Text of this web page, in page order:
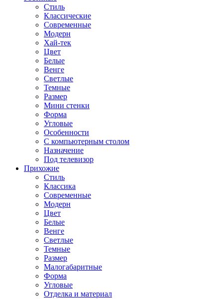
Стиль
Классические
Современные
Модерн
Хай-тек
Цвет
Белые
Венге
Светлые
Темные
Размер
Мини стенки
Форма
Угловые
Особенности
С компьютерным столом
Назначение
Под телевизор
Прихожие
Стиль
Классика
Современные
Модерн
Цвет
Белые
Венге
Светлые
Темные
Размер
Малогабаритные
Форма
Угловые
Отделка и материал